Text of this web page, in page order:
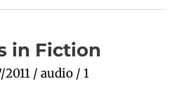
in Fiction
/ audio / 1